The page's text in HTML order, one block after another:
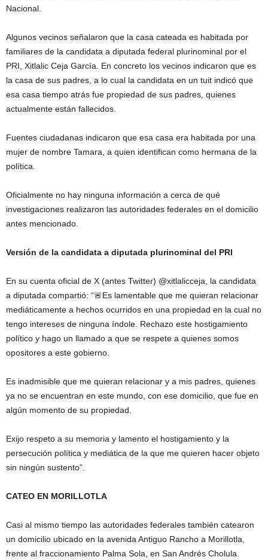
Nacional.
Algunos vecinos señalaron que la casa cateada es habitada por
familiares de la candidata a diputada federal plurinominal por el
PRI, Xitlalic Ceja García. En concreto los vecinos indicaron que es
la casa de sus padres, a lo cual la candidata en un tuit indicó que
esa casa tiempo atrás fue propiedad de sus padres, quienes
actualmente están fallecidos.
Fuentes ciudadanas indicaron que esa casa era habitada por una
mujer de nombre Tamara, a quien identifican como hermana de la
política.
Oficialmente no hay ninguna información a cerca de qué
investigaciones realizaron las autoridades federales en el domicilio
antes mencionado.
Versión de la candidata a diputada plurinominal del PRI
En su cuenta oficial de X (antes Twitter) @xitlalicceja, la candidata
a diputada compartió: “🚨Es lamentable que me quieran relacionar
mediáticamente a hechos ocurridos en una propiedad en la cual no
tengo intereses de ninguna índole. Rechazo este hostigamiento
político y hago un llamado a que se respete a quienes somos
opositores a este gobierno.
Es inadmisible que me quieran relacionar y a mis padres, quienes
ya no se encuentran en este mundo, con ese domicilio, que fue en
algún momento de su propiedad.
Exijo respeto a su memoria y lamento el hostigamiento y la
persecución política y mediática de la que me quieren hacer objeto
sin ningún sustento”.
CATEO EN MORILLOTLA
Casi al mismo tiempo las autoridades federales también catearon
un domicilio ubicado en la avenida Antiguo Rancho a Morillotla,
frente al fraccionamiento Palma Sola, en San Andrés Cholula.